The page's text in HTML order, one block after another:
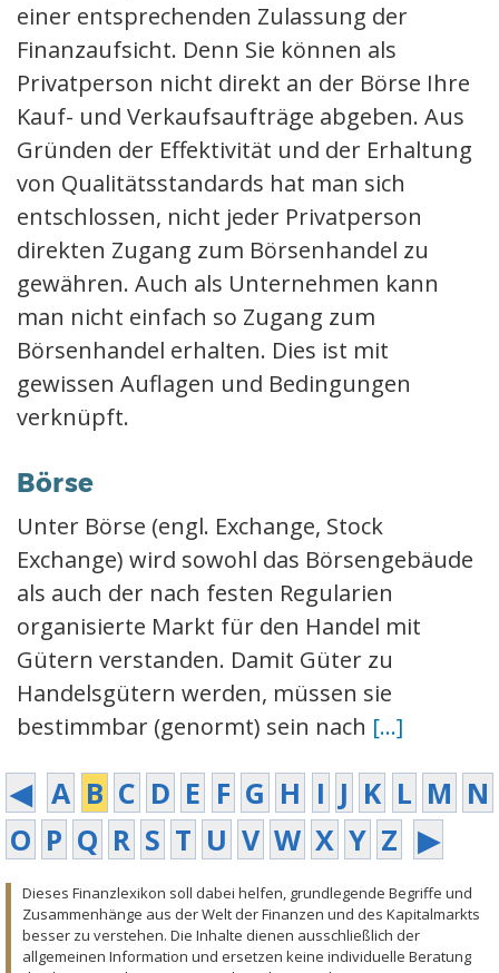
einer entsprechenden Zulassung der
Finanzaufsicht. Denn Sie können als
Privatperson nicht direkt an der Börse Ihre
Kauf- und Verkaufsaufträge abgeben. Aus
Gründen der Effektivität und der Erhaltung
von Qualitätsstandards hat man sich
entschlossen, nicht jeder Privatperson
direkten Zugang zum Börsenhandel zu
gewähren. Auch als Unternehmen kann
man nicht einfach so Zugang zum
Börsenhandel erhalten. Dies ist mit
gewissen Auflagen und Bedingungen
verknüpft.
Börse
Unter Börse (engl. Exchange, Stock
Exchange) wird sowohl das Börsengebäude
als auch der nach festen Regularien
organisierte Markt für den Handel mit
Gütern verstanden. Damit Güter zu
Handelsgütern werden, müssen sie
bestimmbar (genormt) sein nach [...]
◀ A B C D E F G H I J K L M N
O P Q R S T U V W X Y Z ▶
Dieses Finanzlexikon soll dabei helfen, grundlegende Begriffe und
Zusammenhänge aus der Welt der Finanzen und des Kapitalmarkts
besser zu verstehen. Die Inhalte dienen ausschließlich der
allgemeinen Information und ersetzen keine individuelle Beratung